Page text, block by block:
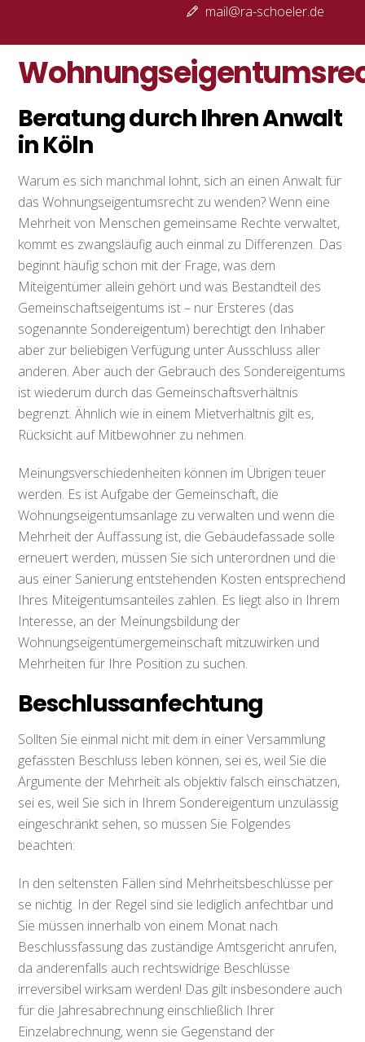
mail@ra-schoeler.de
Beratung durch Ihren Anwalt
in Köln
Warum es sich manchmal lohnt, sich an einen Anwalt für
das Wohnungseigentumsrecht zu wenden? Wenn eine
Mehrheit von Menschen gemeinsame Rechte verwaltet,
kommt es zwangsläufig auch einmal zu Differenzen. Das
beginnt häufig schon mit der Frage, was dem
Miteigentümer allein gehört und was Bestandteil des
Gemeinschaftseigentums ist – nur Ersteres (das
sogenannte Sondereigentum) berechtigt den Inhaber
aber zur beliebigen Verfügung unter Ausschluss aller
anderen. Aber auch der Gebrauch des Sondereigentums
ist wiederum durch das Gemeinschaftsverhältnis
begrenzt. Ähnlich wie in einem Mietverhältnis gilt es,
Rücksicht auf Mitbewohner zu nehmen.
Meinungsverschiedenheiten können im Übrigen teuer
werden. Es ist Aufgabe der Gemeinschaft, die
Wohnungseigentumsanlage zu verwalten und wenn die
Mehrheit der Auffassung ist, die Gebäudefassade solle
erneuert werden, müssen Sie sich unterordnen und die
aus einer Sanierung entstehenden Kosten entsprechend
Ihres Miteigentumsanteiles zahlen. Es liegt also in Ihrem
Interesse, an der Meinungsbildung der
Wohnungseigentümergemeinschaft mitzuwirken und
Mehrheiten für Ihre Position zu suchen.
Beschlussanfechtung
Sollten Sie einmal nicht mit dem in einer Versammlung
gefassten Beschluss leben können, sei es, weil Sie die
Argumente der Mehrheit als objektiv falsch einschätzen,
sei es, weil Sie sich in Ihrem Sondereigentum unzulässig
eingeschränkt sehen, so müssen Sie Folgendes
beachten:
In den seltensten Fällen sind Mehrheitsbeschlüsse per
se nichtig. In der Regel sind sie lediglich anfechtbar und
Sie müssen innerhalb von einem Monat nach
Beschlussfassung das zuständige Amtsgericht anrufen,
da anderenfalls auch rechtswidrige Beschlüsse
irreversibel wirksam werden! Das gilt insbesondere auch
für die Jahresabrechnung einschließlich Ihrer
Einzelabrechnung, wenn sie Gegenstand der